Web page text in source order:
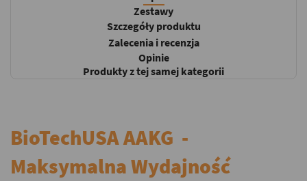
Zestawy
Szczegóły produktu
Zalecenia i recenzja
Opinie
Produkty z tej samej kategorii
BioTechUSA AAKG -
Maksymalna Wydajność